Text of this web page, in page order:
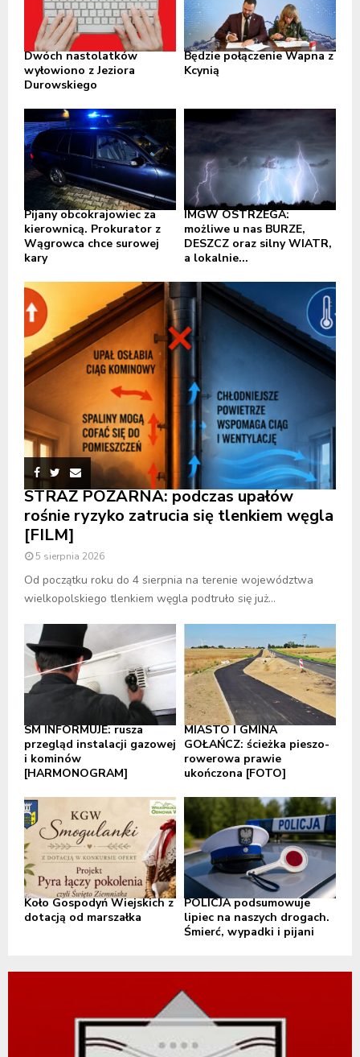
Dwóch nastolatków
wyłowiono z Jeziora
Durowskiego
Będzie połączenie Wapna z
Kcynią
Pijany obcokrajowiec za
kierownicą. Prokurator z
Wągrowca chce surowej
kary
IMGW OSTRZEGA:
możliwe u nas BURZE,
DESZCZ oraz silny WIATR,
a lokalnie...
STRAŻ POŻARNA: podczas upałów
rośnie ryzyko zatrucia się tlenkiem węgla
[FILM]
5 sierpnia 2026
Od początku roku do 4 sierpnia na terenie województwa
wielkopolskiego tlenkiem węgla podtruło się już...
SM INFORMUJE: rusza
przegląd instalacji gazowej
i kominów
[HARMONOGRAM]
MIASTO I GMINA
GOŁAŃCZ: ścieżka pieszo-
rowerowa prawie
ukończona [FOTO]
Koło Gospodyń Wiejskich z
dotacją od marszałka
POLICJA podsumowuje
lipiec na naszych drogach.
Śmierć, wypadki i pijani